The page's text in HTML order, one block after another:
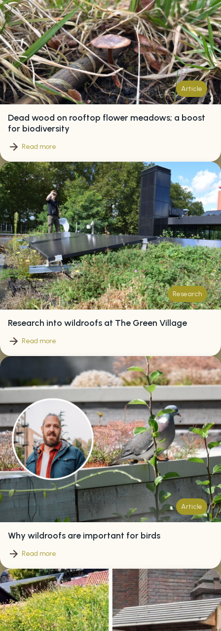
Article
Dead wood on rooftop flower meadows; a boost
for biodiversity
Read more
Research
Research into wildroofs at The Green Village
Read more
Article
Why wildroofs are important for birds
Read more